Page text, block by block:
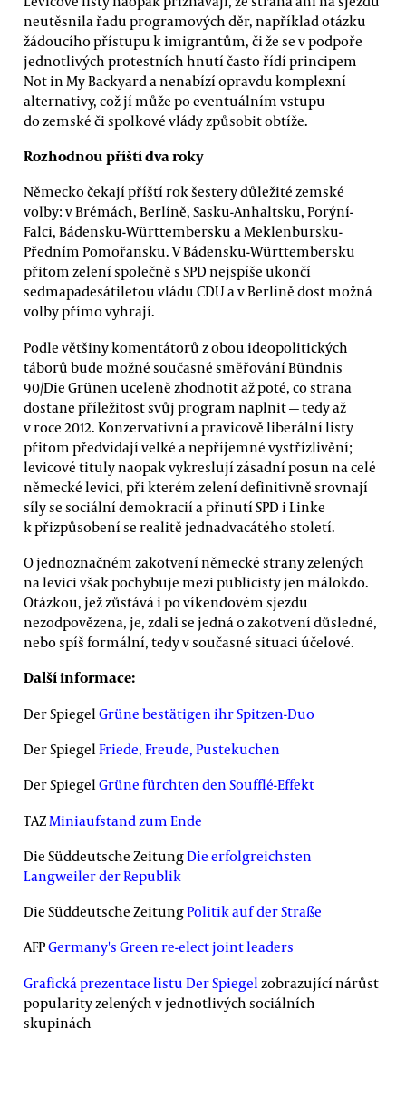
neutěsnila řadu programových děr, například otázku
žádoucího přístupu k imigrantům, či že se v podpoře
jednotlivých protestních hnutí často řídí principem
Not in My Backyard a nenabízí opravdu komplexní
alternativy, což jí může po eventuálním vstupu
do zemské či spolkové vlády způsobit obtíže.
Rozhodnou příští dva roky
Německo čekají příští rok šestery důležité zemské
volby: v Brémách, Berlíně, Sasku-Anhaltsku, Porýní-
Falci, Bádensku-Württembersku a Meklenbursku-
Předním Pomořansku. V Bádensku-Württembersku
přitom zelení společně s SPD nejspíše ukončí
sedmapadesátiletou vládu CDU a v Berlíně dost možná
volby přímo vyhrají.
Podle většiny komentátorů z obou ideopolitických
táborů bude možné současné směřování Bündnis
90/Die Grünen uceleně zhodnotit až poté, co strana
dostane příležitost svůj program naplnit—tedy až
v roce 2012. Konzervativní a pravicově liberální listy
přitom předvídají velké a nepříjemné vystřízlivění;
levicové tituly naopak vykreslují zásadní posun na celé
německé levici, při kterém zelení definitivně srovnají
síly se sociální demokracií a přinutí SPD i Linke
k přizpůsobení se realitě jednadvacátého století.
O jednoznačném zakotvení německé strany zelených
na levici však pochybuje mezi publicisty jen málokdo.
Otázkou, jež zůstává i po víkendovém sjezdu
nezodpovězena, je, zdali se jedná o zakotvení důsledné,
nebo spíš formální, tedy v současné situaci účelové.
Další informace:
Der Spiegel Grüne bestätigen ihr Spitzen-Duo
Der Spiegel Friede, Freude, Pustekuchen
Der Spiegel Grüne fürchten den Soufflé-Effekt
TAZ Miniaufstand zum Ende
Die Süddeutsche ZeitungDie erfolgreichsten
Langweiler der Republik
Die Süddeutsche ZeitungPolitik auf der Straße
AFPGermany's Green re-elect joint leaders
Grafická prezentace listu Der Spiegel zobrazující nárůst
popularity zelených v jednotlivých sociálních
skupinách